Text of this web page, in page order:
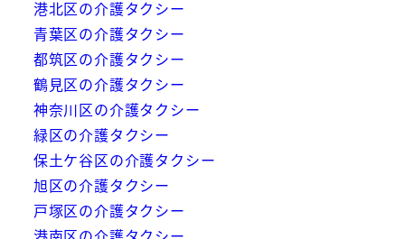
港北区の介護タクシー
青葉区の介護タクシー
都筑区の介護タクシー
鶴見区の介護タクシー
神奈川区の介護タクシー
緑区の介護タクシー
保土ケ谷区の介護タクシー
旭区の介護タクシー
戸塚区の介護タクシー